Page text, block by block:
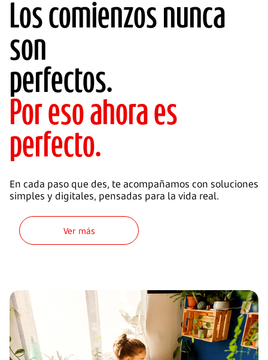
Los comienzos nunca
son
perfectos.
Por eso ahora es
perfecto.
En cada paso que des, te acompañamos con soluciones
simples y digitales, pensadas para la vida real.
Ver más